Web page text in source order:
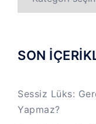
KATEGORİLER
SON
Sessiz Lüks:
Yapmaz?